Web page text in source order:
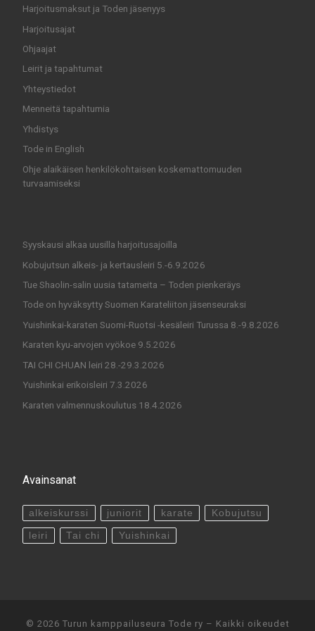
Harjoitusmaksut ja Toden jäsenyys
Harjoitusajat
Ohjaajat
Leirit ja tapahtumat
Yhteystiedot
Menneitä tapahtumia
Yhdistys
Tode in English
Ohje alaikäisen henkilökohtaisen koskemattomuuden
turvaamiseksi
Syyskausi alkaa uusilla harjoitusajoilla
Kobujutsun alkeis- ja kertausleiri 5.-6.9.2026
Tue Shaolin-salin uusia tatameita – Toden pienkeräys
Tode on hyväksytty Suomen Karateliiton jäsenseuraksi
Yuishinkai-karaten Suomi-Ruotsi -kesäleiri Turussa 8.-9.8.2026
Karaten kyu-arvojen vyökoe 9.5.2026
TAI CHI CHUAN leiri 28.-29.3.2026
Yuishinkai erikoisleiri 7.3.2026
Karaten valmennuskoulutus 18.4.2026
Avainsanat
alkeiskurssi juniorit karate Kobujutsu
leiri Tai chi Yuishinkai
© 2026 Turun kamppailuseura Tode ry – Kaikki oikeudet